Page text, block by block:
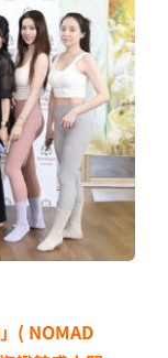
夢想TV
GCU大賽
夢想購物
( NOMAD